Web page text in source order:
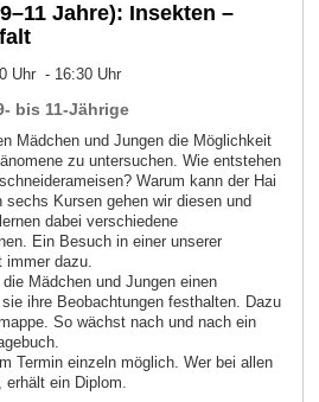
Jahre): Insekten –
Uhr - 16:30 Uhr
bis 11-Jährige
Mädchen und Jungen die Möglichkeit
zu untersuchen. Wie entstehen
Warum kann der Hai
Kursen gehen wir diesen und
dabei verschiedene
Ein Besuch in einer unserer
immer dazu.
Mädchen und Jungen einen
ihre Beobachtungen festhalten. Dazu
So wächst nach und nach ein
Termin einzeln möglich. Wer bei allen
erhält ein Diplom.